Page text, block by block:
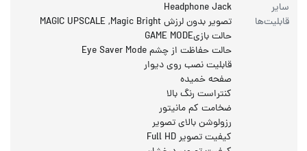
سایر
قابلیت‌ها
Headphone Jack
تصویر بدون لرزش MAGIC UPSCALE ,Magic Bright
حالت بازیGAME MODE
حالت حفاظت از چشم Eye Saver Mode
قابلیت نصب روی دیوار
صفحه خمیده
کنتراست رنگ بالا
ضخامت کم مانیتور
رزولوشن بالای تصویر
کیفیت تصویر Full HD